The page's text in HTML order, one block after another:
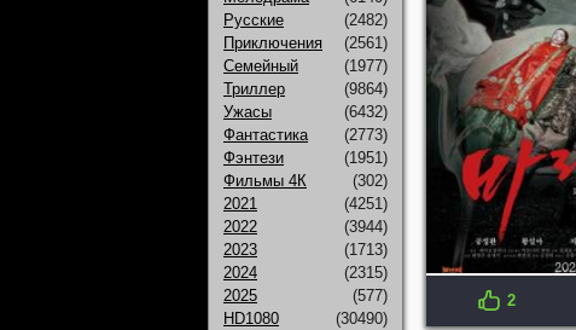
2
Русские
(2482)
Приключения
(2561)
Семейный
(1977)
Триллер
(9864)
Ужасы
(6432)
Фантастика
(2773)
Фэнтези
(1951)
Фильмы 4К
(302)
2021
(4251)
2022
(3944)
2023
(1713)
2024
(2315)
2025
(577)
HD1080
(30490)